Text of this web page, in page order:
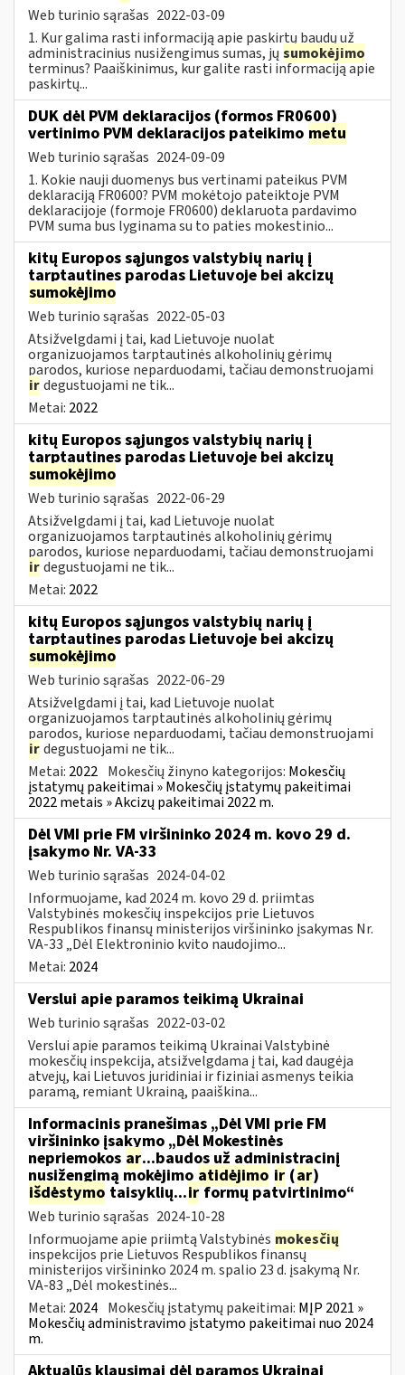
Web turinio sąrašas 2022-03-09
1. Kur galima rasti informaciją apie paskirtų baudų už
administracinius nusižengimus sumas, jų sumokėjimo
terminus? Paaiškinimus, kur galite rasti informaciją apie
paskirtų...
DUK dėl PVM deklaracijos (formos FR0600)
vertinimo PVM deklaracijos pateikimo metu
Web turinio sąrašas 2024-09-09
1. Kokie nauji duomenys bus vertinami pateikus PVM
deklaraciją FR0600? PVM mokėtojo pateiktoje PVM
deklaracijoje (formoje FR0600) deklaruota pardavimo
PVM suma bus lyginama su to paties mokestinio...
kitų Europos sąjungos valstybių narių į
tarptautines parodas Lietuvoje bei akcizų
sumokėjimo
Web turinio sąrašas 2022-05-03
Atsižvelgdami į tai, kad Lietuvoje nuolat
organizuojamos tarptautinės alkoholinių gėrimų
parodos, kuriose neparduodami, tačiau demonstruojami
irdegustuojami ne tik...
Metai: 2022
kitų Europos sąjungos valstybių narių į
tarptautines parodas Lietuvoje bei akcizų
sumokėjimo
Web turinio sąrašas 2022-06-29
Atsižvelgdami į tai, kad Lietuvoje nuolat
organizuojamos tarptautinės alkoholinių gėrimų
parodos, kuriose neparduodami, tačiau demonstruojami
irdegustuojami ne tik...
Metai: 2022
kitų Europos sąjungos valstybių narių į
tarptautines parodas Lietuvoje bei akcizų
sumokėjimo
Web turinio sąrašas 2022-06-29
Atsižvelgdami į tai, kad Lietuvoje nuolat
organizuojamos tarptautinės alkoholinių gėrimų
parodos, kuriose neparduodami, tačiau demonstruojami
irdegustuojami ne tik...
Metai: 2022 Mokesčių žinyno kategorijos: Mokesčių
įstatymų pakeitimai » Mokesčių įstatymų pakeitimai
2022 metais » Akcizų pakeitimai 2022 m.
Dėl VMI prie FM viršininko 2024 m. kovo 29 d.
įsakymo Nr. VA-33
Web turinio sąrašas 2024-04-02
Informuojame, kad 2024 m. kovo 29 d. priimtas
Valstybinės mokesčių inspekcijos prie Lietuvos
Respublikos finansų ministerijos viršininko įsakymas Nr.
VA-33 „Dėl Elektroninio kvito naudojimo...
Metai: 2024
Verslui apie paramos teikimą Ukrainai
Web turinio sąrašas 2022-03-02
Verslui apie paramos teikimą Ukrainai Valstybinė
mokesčių inspekcija, atsižvelgdama į tai, kad daugėja
atvejų, kai Lietuvos juridiniai ir fiziniai asmenys teikia
paramą, remiant Ukrainą, paaiškina...
Informacinis pranešimas „Dėl VMI prie FM
viršininko įsakymo „Dėl Mokestinės
nepriemokos ar...baudos už administracinį
nusižengimą mokėjimo atidėjimo ir (ar)
išdėstymo taisyklių...irformų patvirtinimo“
Web turinio sąrašas 2024-10-28
Informuojame apie priimtą Valstybinės mokesčių
inspekcijos prie Lietuvos Respublikos finansų
ministerijos viršininko 2024 m. spalio 23 d. įsakymą Nr.
VA-83 „Dėl mokestinės...
Metai: 2024 Mokesčių įstatymų pakeitimai: MĮP 2021 »
Mokesčių administravimo įstatymo pakeitimai nuo 2024
m.
Aktualūs klausimai dėl paramos Ukrainai